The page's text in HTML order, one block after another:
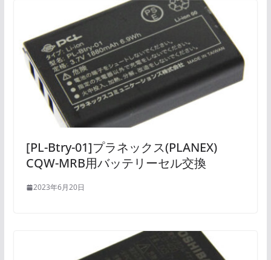
[PL-Btry-01]プラネックス(PLANEX)
CQW-MRB用バッテリーセル交換
2023年6月20日